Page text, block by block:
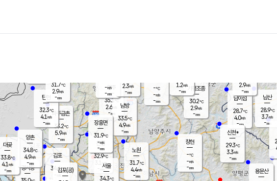
남이섬
28.7℃
4.0m/s
-mm
양주
35.1℃
2.6
-mm
남산
28.9℃
3.7m/s
-mm
2.9m/s
-mm
경서동
파주금촌
33.2℃
5.9m/s
-mm
가평조종
30.2℃
2.9m/s
-mm
-℃
-m/s
-mm
대곶
33.8℃
4.1 m/s
-mm
신천*
29.3℃
3.3m/s
-mm
창현
-℃
-m/s
-mm
탄현
32.3℃
4.1 m/s
-mm
1.2m/s
-mm
김포
34.6℃
-m/s
양촌
34.8℃
4.9m/s
-mm
은평
32.9℃
3.1 m/s
- mm
노원
31.7℃
4.4m/s
-mm
남방
33.5℃
4.9m/s
-mm
장흥면
31.9℃
-m/s
-mm
-m/s
-mm
용문산
김포(공)
서울
34.3℃
31.7℃
2.9m/s
-mm
2.3m/s
-mm